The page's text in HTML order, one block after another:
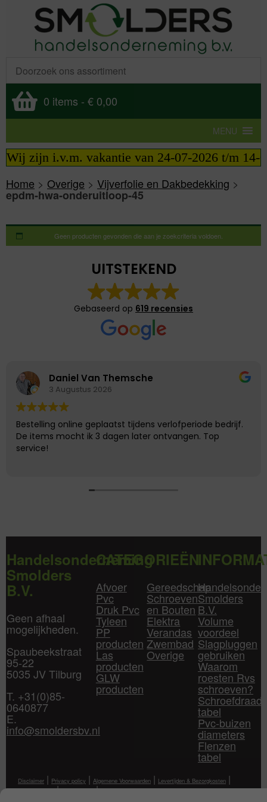
0 items - € 0,00
MENU
zijn i.v.m. vakantie van 24-07-2026 t/m 14-
Home > Overige > Vijverfolie en Dakbedekking >
epdm-hwa-onderuitloop-45
Geen producten gevonden die aan je zoekcriteria voldoen.
UITSTEKEND
Gebaseerd op 619 recensies
Daniel Van Themsche
3 Augustus 2026
Bestelling online geplaatst tijdens verlofperiode bedrijf.
De items mocht ik 3 dagen later ontvangen. Top
service!
Handelsonderneming
Smolders
B.V.
Geen afhaal
mogelijkheden.
Spaubeekstraat
95-22
5035 JV Tilburg
T. +31(0)85-
0640877
E.
info@smoldersbv.nl
CATEGORIEËN
Afvoer
Pvc
Druk Pvc
Tyleen
PP
producten
Las
producten
GLW
producten
Gereedschap
Schroeven
en Bouten
Elektra
Verandas
Zwembad
Overige
Smolders
B.V.
Volume
voordeel
Slagpluggen
gebruiken
Waarom
roesten Rvs
schroeven?
Schroefdraad
tabel
Pvc-buizen
diameters
Flenzen
tabel
Disclaimer | Privacy policy | Algemene Voorwaarden | Levertijden & Bezorgkosten |
Klantenservice|Mijn Account|Contact